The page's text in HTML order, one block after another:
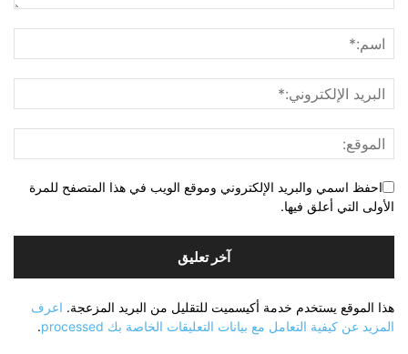
احفظ اسمي والبريد الإلكتروني وموقع الويب في هذا المتصفح للمرة
الأولى التي أعلق فيها.
هذا الموقع يستخدم خدمة أكيسميت للتقليل من البريد المزعجة. اعرف
المزيد عن كيفية التعامل مع بيانات التعليقات الخاصة بك processed
.